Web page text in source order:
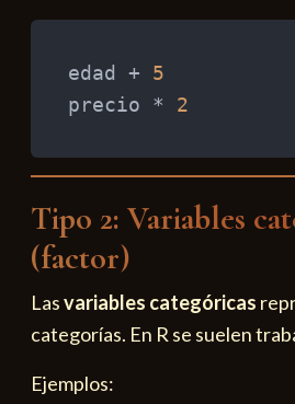
edad +
5
precio * 2
Tipo 2: Variables
(factor)
Lasvariables categóricas
categorías. En R se suelen
Ejemplos: